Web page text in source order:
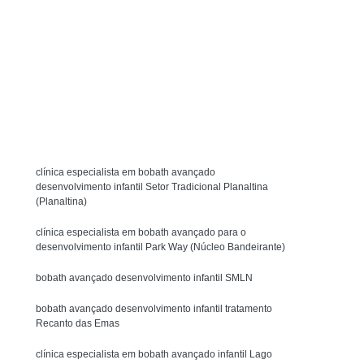
Cognitivo Comportamental Infantil
Comportamental Infantil
Psicoterapia Infantil Comportamental
Psicoterapia para Crianças
Psicoterapia para Crianças Águas Claras
clínica especialista em bobath avançado
desenvolvimento infantil Setor Tradicional Planaltina
(Planaltina)
clínica especialista em bobath avançado para o
desenvolvimento infantil Park Way (Núcleo Bandeirante)
bobath avançado desenvolvimento infantil SMLN
bobath avançado desenvolvimento infantil tratamento
Recanto das Emas
clínica especialista em bobath avançado infantil Lago